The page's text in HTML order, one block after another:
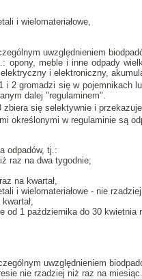
i wielomateriałowe,
uwzględnieniem
opony, meble i inne odpady
i elektroniczny,
i 2 gromadzi się w pojemnikach
dalej "regulaminem".
się selektywnie i
określonymi w regulaminie są
odpadów, tj.:
raz na dwa tygodnie;
na kwartał,
i wielomateriałowe - nie
od 1 października do 30
uwzględnieniem
nie rzadziej niż raz na